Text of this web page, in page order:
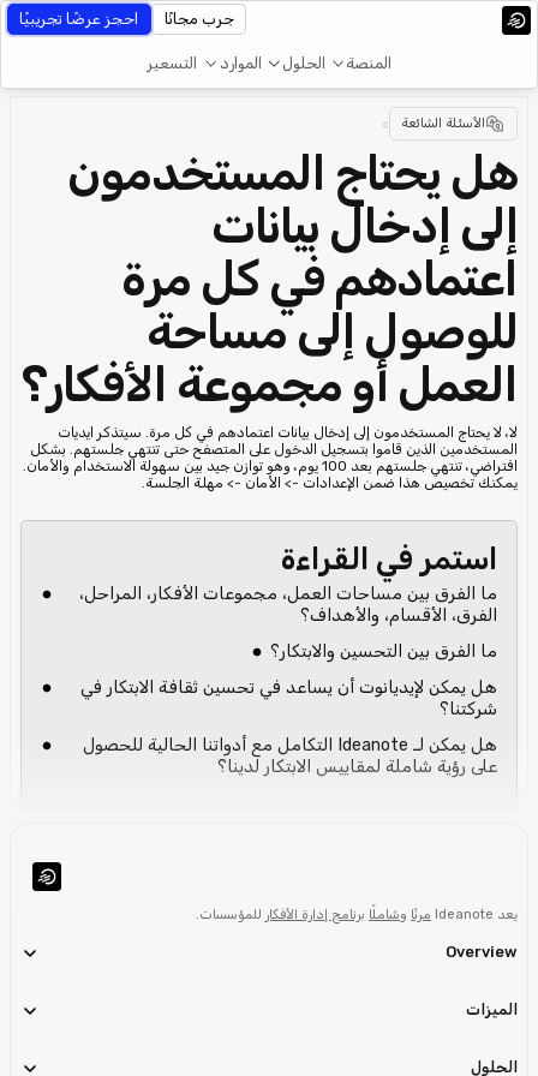
المنصة الحلول الموارد التسعير
جرب مجانًا احجز عرضًا تجريبيًا
الأسئلة الشائعة >
هل يحتاج المستخدمون
إلى إدخال بيانات
اعتمادهم في كل مرة
للوصول إلى مساحة
العمل أو مجموعة الأفكار؟
لا، لا يحتاج المستخدمون إلى إدخال بيانات اعتمادهم في كل مرة. سيتذكر ايديات
المستخدمين الذين قاموا بتسجيل الدخول على المتصفح حتى تنتهي جلستهم. بشكل
افتراضي، تنتهي جلستهم بعد 100 يوم، وهو توازن جيد بين سهولة الاستخدام والأمان.
يمكنك تخصيص هذا ضمن الإعدادات -> الأمان -> مهلة الجلسة.
استمر في القراءة
ما الفرق بين مساحات العمل، مجموعات الأفكار، المراحل،
الفرق، الأقسام، والأهداف؟
ما الفرق بين التحسين والابتكار؟
هل يمكن لإيديانوت أن يساعد في تحسين ثقافة الابتكار في
شركتنا؟
هل يمكن لـ Ideanote التكامل مع أدواتنا الحالية للحصول
على رؤية شاملة لمقاييس الابتكار لدينا؟
يعد Ideanote مرنًا وشاملًا برنامج إدارة الأفكار للمؤسسات.
Overview
الميزات
الحلول